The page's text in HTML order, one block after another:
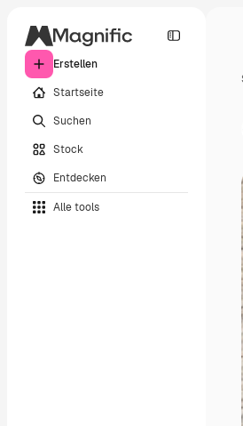
Erstellen
Startseite
Suchen
Stock
Entdecken
Alle tools